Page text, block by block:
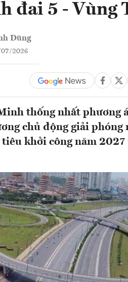
đai 5 - Vùng
Dũng
07/2026
thống nhất phương
chủ động giải phóng
khởi công năm 2027